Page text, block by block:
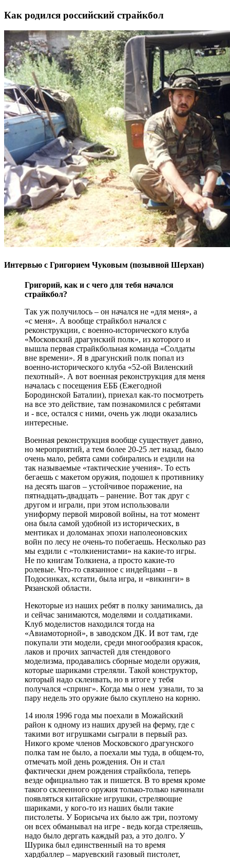
Как родился российский страйкбол
Интервью с Григорием Чуковым (позывной Шерхан)
Григорий, как и с чего для тебя начался
страйкбол?
Так уж получилось – он начался не «для меня», а
«с меня». А вообще страйкбол начался с
реконструкции, с военно-исторического клуба
«Московский драгунский полк», из которого и
вышла первая страйкбольная команда «Солдаты
вне времени». Я в драгунский полк попал из
военно-исторического клуба «52-ой Виленский
пехотный». А вот военная реконструкция для меня
началась с посещения ЕББ (Ежегодной
Бородинской Баталии), приехал как-то посмотреть
на все это действие, там познакомился с ребятами
и - все, остался с ними, очень уж люди оказались
интересные.
Военная реконструкция вообще существует давно,
но мероприятий, а тем более 20-25 лет назад, было
очень мало, ребята сами собирались и ездили на
так называемые «тактические учения». То есть
бегаешь с макетом оружия, подошел к противнику
на десять шагов – устойчивое поражение, на
пятнадцать-двадцать – ранение. Вот так друг с
другом и играли, при этом использовали
униформу первой мировой войны, на тот момент
она была самой удобной из исторических, в
ментиках и доломанах эпохи наполеоновских
войн по лесу не очень-то побегаешь. Несколько раз
мы ездили с «толкиенистами» на какие-то игры.
Не по книгам Толкиена, а просто какие-то
ролевые. Что-то связанное с индейцами – в
Подосинках, кстати, была игра, и «викинги» в
Рязанской области.
Некоторые из наших ребят в полку занимались, да
и сейчас занимаются, моделями и солдатиками.
Клуб моделистов находился тогда на
«Авиамоторной», в заводском ДК. И вот там, где
покупали эти модели, среди многообразия красок,
лаков и прочих запчастей для стендового
моделизма, продавались сборные модели оружия,
которые шариками стреляли. Такой конструктор,
который надо склеивать, но в итоге у тебя
получался «спринг». Когда мы о нем узнали, то за
пару недель это оружие было скуплено на корню.
14 июля 1996 года мы поехали в Можайский
район к одному из наших друзей на ферму, где с
такими вот игрушками сыграли в первый раз.
Никого кроме членов Московского драгунского
полка там не было, а поехали мы туда, в общем-то,
отмечать мой день рождения. Он и стал
фактически днем рождения страйкбола, теперь
везде официально так и пишется. В то время кроме
такого склеенного оружия только-только начинали
появляться китайские игрушки, стреляющие
шариками, у кого-то из наших были такие
пистолеты. У Борисыча их было аж три, поэтому
он всех обманывал на игре - ведь когда стреляешь,
надо было дергать каждый раз, а это долго. У
Шурика был единственный на то время
хардбаллер – маруевский газовый пистолет,